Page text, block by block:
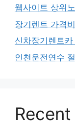
웹사이트 상위
장기렌트 가격
신차장기렌트
인천운전연수